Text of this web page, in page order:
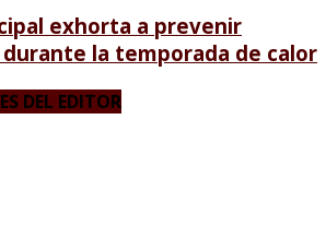
exhorta a prevenir
la temporada de calor
DEL EDITOR